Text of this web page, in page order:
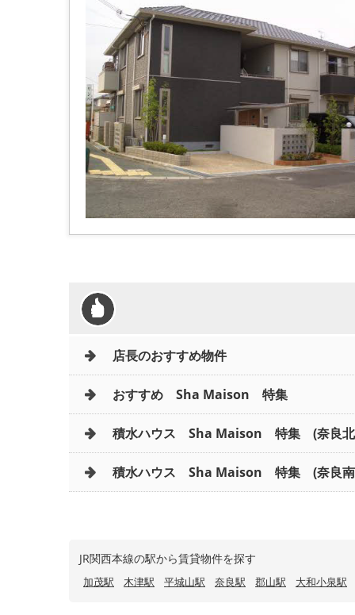
店長のおすすめ物件
おすすめ Sha Maison 特集
積水ハウス Sha Maison 特集 (奈良北
積水ハウス Sha Maison 特集 (奈良
JR関西本線の駅から賃貸物件を探す
加茂駅 木津駅 平城山駅 奈良駅 郡山駅 大和小泉駅